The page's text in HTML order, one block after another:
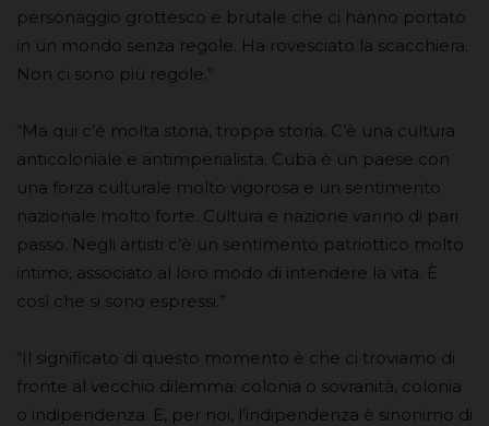
personaggio grottesco e brutale che ci hanno portato
in un mondo senza regole. Ha rovesciato la scacchiera.
Non ci sono più regole.”
“Ma qui c’è molta storia, troppa storia. C’è una cultura
anticoloniale e antimperialista. Cuba è un paese con
una forza culturale molto vigorosa e un sentimento
nazionale molto forte. Cultura e nazione vanno di pari
passo. Negli artisti c’è un sentimento patriottico molto
intimo, associato al loro modo di intendere la vita. È
così che si sono espressi.”
“Il significato di questo momento è che ci troviamo di
fronte al vecchio dilemma: colonia o sovranità, colonia
o indipendenza. E, per noi, l’indipendenza è sinonimo di